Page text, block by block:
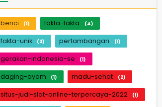
benci (1) fakta-fakta (4)
fakta-unik (3) pertambangan (1)
gerakan-indonesia-se (1)
daging-ayam (1) madu-sehat (2)
situs-judi-slot-online-terpercaya-2022 (1)